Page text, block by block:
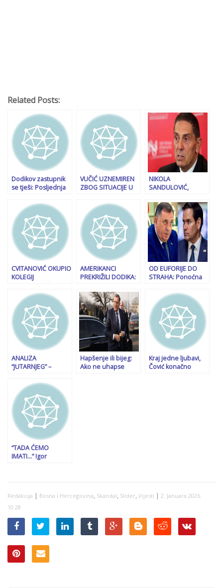
Related Posts:
Dodikov zastupnik
se tješi: Posljednja
ambasade za
lokalnu upotrebu –
da umire sarajevsku
publiku i Shhmidta
VUČIĆ UZNEMIREN
ZBOG SITUACIJE U
čelnike ne zanima
dijalog s Dodikom,
njih zanima samo
rušenje RS, ali…!”
NIKOLA
SANDULOVIĆ,
REPUBLIKANSKE
STRANKE SRBIJE:
“Eskalacija većeg i
tragičnog sukoba
može se izbjeći
samo direktnim
hapšenjem
Milorada Dodika…”
CVITANOVIĆ OKUPIO
KOLEGIJ
HDZ-a 1990: “Pale
su sve maske i
eksplodirale…”
AMERIKANCI
PREKRIŽILI DODIKA:
kuće
OD EUFORIJE DO
STRAHA: Ponoćna
Dodika o Marcu
Rubiju otkriva sve…
ANALIZA
“JUTARNJEG” –
TRUMP: Vučić i
Dodik i dalje će
voditi
destabilizirajuću
politiku te nastojati
pridobiti Hrvate iz
BiH za…
Hapšenje ili bijeg:
Ako ne uhapse
Kraj jedne ljubavi,
Čović konačno
“TADA ĆEMO
IMATI…” Igor
bude potvrđena
Redakcija | Bosna i Hercegovina, Skandal, Slider, Vijesti | 2. Januara 2026.
10:28